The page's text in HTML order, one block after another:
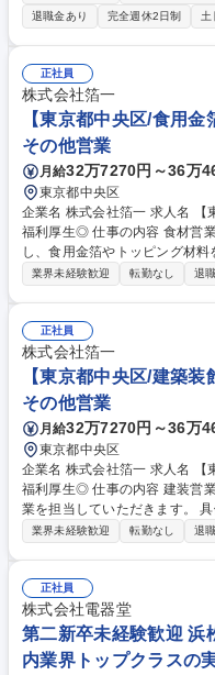
提案営業をお任せします。 【詳細】定期訪問を通じ顧客ニーズを把握、見
積の提示から受注、納品サポ
の橋渡しまで担当。外回りを
を行い、商品提案や設置方法な
将来的には休眠顧客の掘り起こ
知識を取得しつつ先輩と営業
の独り立ちを期待します。 募集職種 【長野/既存営業】充実の教育体制/年
間休日125日/創業70年の三菱系
退職金あり
完全週休2日制 土
正社員
株式会社箔一
【東京都中央区/食用
その他営業
月給32万7270円～36万
東京都中央区
企業名 株式会社箔一 求人名 【東京都中央区/食用金箔の提案営業】転勤無/
福利厚生◎ 仕事の内容 食材営業課にて、食品専門商社や各地問屋に対
し、食用金箔やトッピング材
型の法人営業を担当していただきます。 具体的には、お客
引先主催の展示会への出展を通
んでいただきます。 更には、
者向けに、箔一の技術を使った
種 【東京都中央区/食用金箔
業界未経験歓迎 転勤なし 退
正社員
株式会社箔一
【東京都中央区/建築
その他営業
月給32万7270円～36万
東京都中央区
企業名 株式会社箔一 求人名 【東京都中央区/建築装飾の提案営業】転勤無/
福利厚生◎ 仕事の内容 建装営業課にて、金沢箔を用いた提案型の法人営
業を担当していただきます。 具体的には、設計事務所・デザイナー・施工
会社に対し、箔を用いた仕上
らではの特性を生かし社内関係
タチにしていきます。 募集職種 【東京都中央区/建築装飾の提案営業】転
勤無/福利厚生◎
業界未経験歓迎 転勤なし 退
正社員
株式会社電器堂
第二新卒未経験歓迎 浜
内業界トップクラスの